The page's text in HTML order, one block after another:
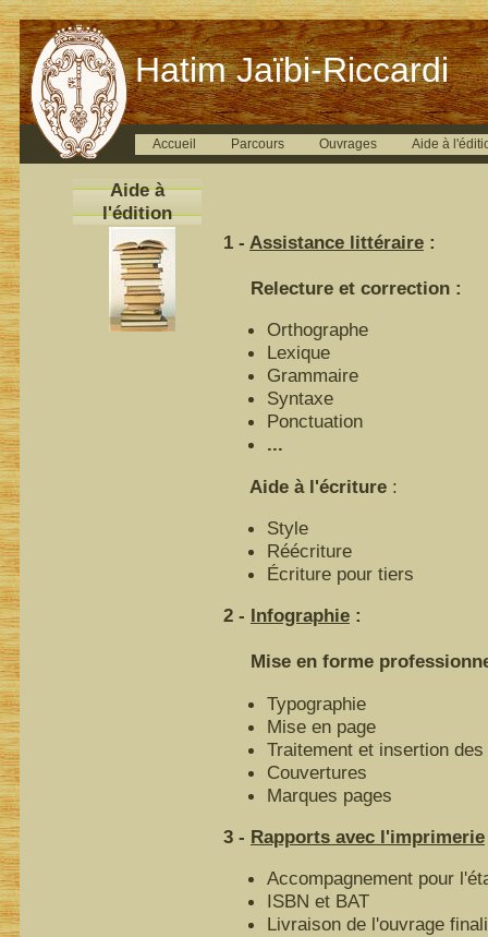
Hatim Jaïbi-Riccardi
Accueil Parcours Ouvrages Aide à
Aide à
l'édition
1 - Assistance littéraire :
Relecture et correction :
Orthographe
Lexique
Grammaire
Syntaxe
Ponctuation
...
Aide à l'écriture :
Style
Réécriture
Écriture pour tiers
2 - Infographie :
Mise en forme
Typographie
Mise en page
Traitement et insertion
Couvertures
Marques pages
3 - Rapports avec l'imprimerie
Accompagnement pour
ISBN et BAT
Livraison de l'ouvrage